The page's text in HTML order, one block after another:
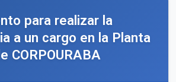
para realizar la
a un cargo en la Planta
CORPOURABA